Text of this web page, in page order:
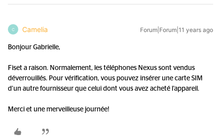
C Camelia Forum|Forum|11 years ago
Bonjour Gabrielle,
Fiset a raison. Normalement, les téléphones Nexus sont vendus
déverrouillés. Pour vérification, vous pouvez insérer une carte SIM
d’un autre fournisseur que celui dont vous avez acheté l’appareil.
Merci et une merveilleuse journée!